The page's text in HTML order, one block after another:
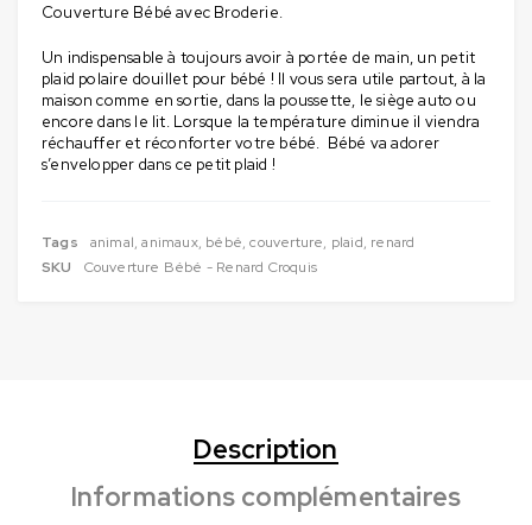
Couverture Bébé avec Broderie.
Un indispensable à toujours avoir à portée de main, un petit
plaid polaire douillet pour bébé ! Il vous sera utile partout, à la
maison comme en sortie, dans la poussette, le siège auto ou
encore dans le lit. Lorsque la température diminue il viendra
réchauffer et réconforter votre bébé. Bébé va adorer
s’envelopper dans ce petit plaid !
Tags animal,animaux, bébé,couverture, plaid, renard
SKU
Couverture Bébé - Renard Croquis
Description
Informations complémentaires